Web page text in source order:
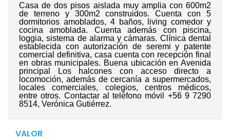
Casa de dos pisos aislada muy amplia con 600m2
de terreno y 300m2 construidos. Cuenta con 5
dormitorios amoblados, 4 baños, living comedor y
cocina amoblada. Cuenta además con piscina,
loggia, sistema de alarma y cámaras. Clínica dental
establecida con autorización de seremi y patente
comercial definitiva, casa cuenta con recepción final
en obras municipales. Buena ubicación en Avenida
principal Los halcones con acceso directo a
locomoción, además de cercanía a supermercados,
locales comerciales, colegios, centros médicos,
entre otros. Contactar al teléfono móvil +56 9 7290
8514, Verónica Gutiérrez.
VALOR